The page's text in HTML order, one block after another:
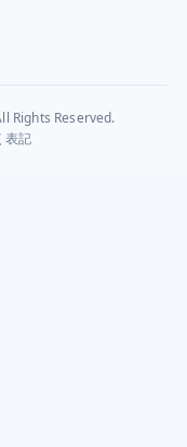
Rights Reserved.
表記